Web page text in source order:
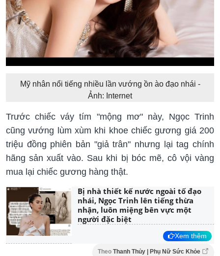
Mỹ nhân nổi tiếng nhiều lần vướng ồn ào đạo nhái -
Ảnh: Internet
Trước chiếc váy tím "mộng mơ" này, Ngọc Trinh
cũng vướng lùm xùm khi khoe chiếc gương giá 200
triệu đồng phiên bản "giả trân" nhưng lại tag chính
hãng sản xuất vào. Sau khi bị bóc mẽ, cô vội vàng
mua lại chiếc gương hàng thật.
Bị nhà thiết kế nước ngoài tố đạo
nhái, Ngọc Trinh lên tiếng thừa
nhận, luôn miệng bên vực một
người đặc biệt
Xem thêm
Theo Thanh Thủy | Phụ Nữ Sức Khỏe